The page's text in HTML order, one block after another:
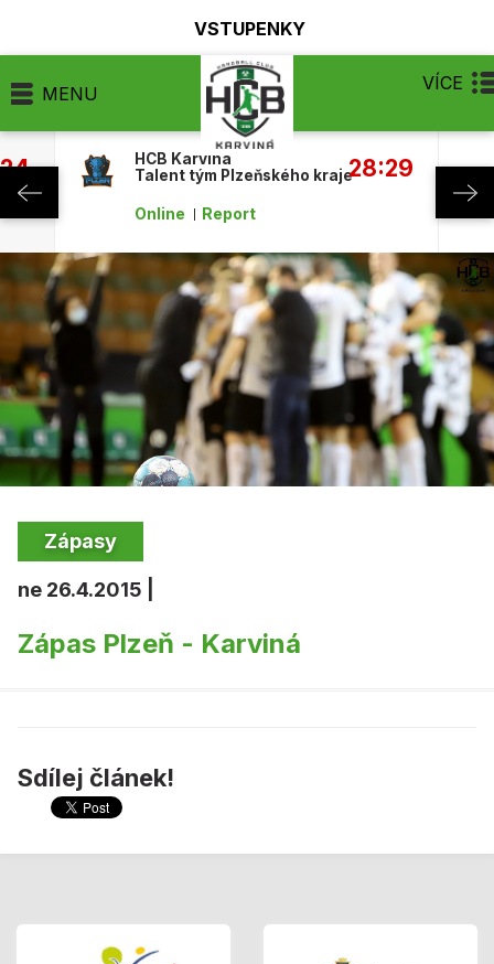
VSTUPENKY
MENU VÍCE
HCB Karviná
Talent tým Plzeňského kraje28:29
Online Report
Zápasy
ne 26.4.2015 |
Zápas Plzeň - Karviná
Sdílej článek!